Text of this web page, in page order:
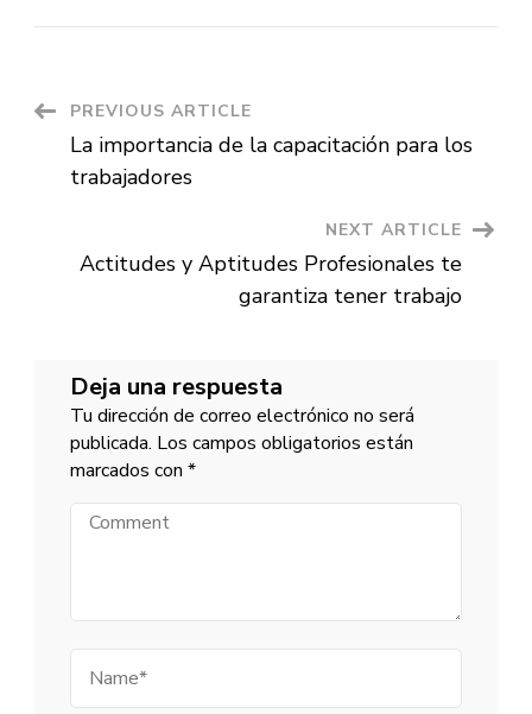
en
Chile
Post
Navigation
PREVIOUS ARTICLE
La importancia de la capacitación para los
trabajadores
NEXT ARTICLE
Actitudes y Aptitudes Profesionales te
garantiza tener trabajo
Deja una respuesta
Tu dirección de correo electrónico no será
publicada. Los campos obligatorios están
marcados con *
Comment